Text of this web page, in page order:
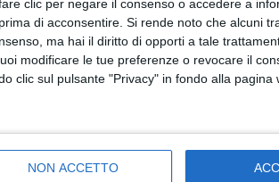
clic per negare il consenso o accedere a
di acconsentire. Si rende noto che alcuni
ma hai il diritto di opporti a tale
modificare le tue preferenze o revocare il
clic sul pulsante "Privacy" in fondo alla pagina
NON ACCETTO
consumo Procter&Gamble ha
prodotte. A rivelare cosa preveda
D’Arpa, intervenendo nei giorni scorsi
e propria rivoluzione nel trasporto dei
esponenziale dell’intermodalità,
fine di minimizzare i kilometri percorsi e
a fare la differenza e nelle quali